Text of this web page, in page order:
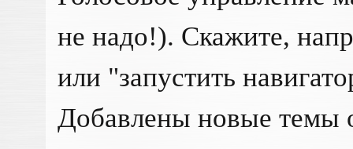
не надо!). Скажите,
или "запустить
Добавлены новые темы